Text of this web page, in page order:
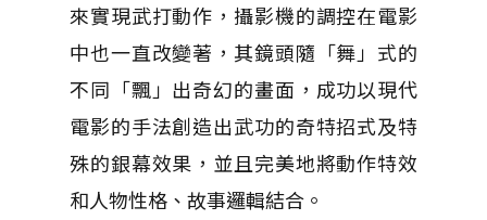
來實現武打動作，攝影機的調控在電影
中也一直改變著，其鏡頭隨「舞」式的
不同「飄」出奇幻的畫面，成功以現代
電影的手法創造出武功的奇特招式及特
殊的銀幕效果，並且完美地將動作特效
和人物性格、故事邏輯結合。